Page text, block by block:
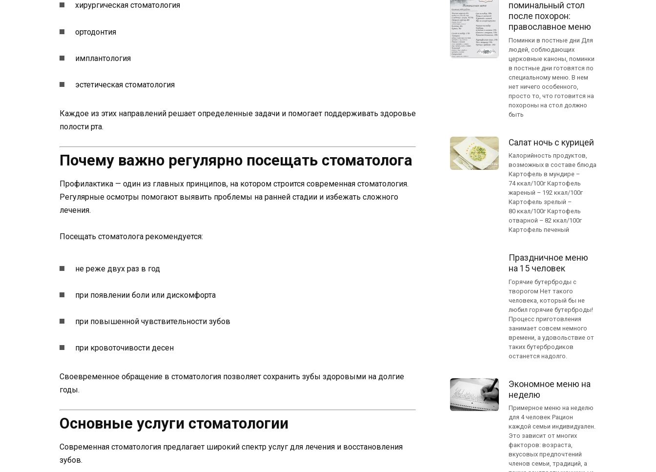
хирургическая стоматология
ортодонтия
имплантология
эстетическая стоматология
Каждое из этих направлений решает определенные задачи и помогает поддерживать здоровье
полости рта.
Почему важно регулярно посещать стоматолога
Профилактика — один из главных принципов, на котором строится современная стоматология.
Регулярные осмотры помогают выявить проблемы на ранней стадии и избежать сложного
лечения.
Посещать стоматолога рекомендуется:
не реже двух раз в год
при появлении боли или дискомфорта
при повышенной чувствительности зубов
при кровоточивости десен
Своевременное обращение в стоматология позволяет сохранить зубы здоровыми на долгие
годы.
Основные услуги стоматологии
Современная стоматология предлагает широкий спектр услуг для лечения и восстановления
зубов.
поминальный стол
после похорон:
православное меню
Поминки в постные дни Для
людей, соблюдающих
церковные каноны, поминки
в постные дни готовятся по
специальному меню. В нем
нет ничего особенного,
просто то, что готовится на
похороны на стол должно
быть
Салат ночь с курицей
Калорийность продуктов,
возможных в составе блюда
Картофель в мундире –
74 ккал/100г Картофель
жареный – 192 ккал/100г
Картофель зрелый –
80 ккал/100г Картофель
отварной – 82 ккал/100г
Картофель печеный
Праздничное меню
на 15 человек
Горячие бутерброды с
творогом Нет такого
человека, который бы не
любил горячие бутерброды!
Процесс приготовления
занимает совсем немного
времени, а удовольствие от
таких бутербродиков
останется надолго.
Экономное меню на
неделю
Примерное меню на неделю
для 4 человек Рацион
каждой семьи индивидуален.
Это зависит от многих
факторов: возраста,
вкусовых предпочтений
членов семьи, традиций, а